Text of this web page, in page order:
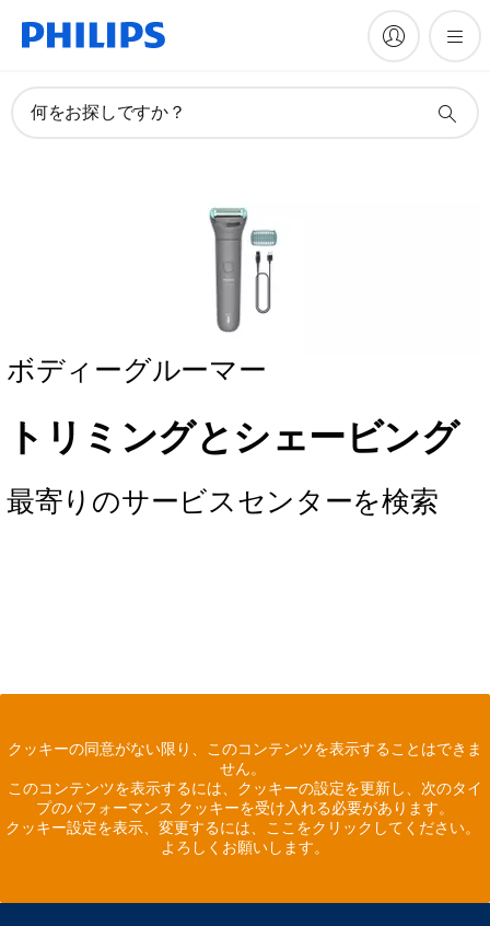
何をお探しですか？
ボディーグルーマー
トリミングとシェービング
最寄りのサービスセンターを検索
クッキーの同意がない限り、このコンテンツを表示することはできま
せん。
このコンテンツを表示するには、クッキーの設定を更新し、次のタイ
プのパフォーマンス クッキーを受け入れる必要があります。
クッキー設定を表示、変更するには、ここをクリックしてください。
よろしくお願いします。